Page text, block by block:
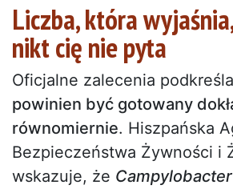
Liczba, która
nikt cię nie pyta
Oficjalne zalecenia
powinien być gotowany
równomiernie. Hiszpańska
Bezpieczeństwa Żywności i
wskazuje, że Campylobacter